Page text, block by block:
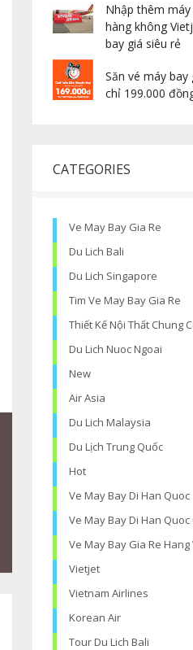
Nhập thêm
hàng không
bay giá siêu rẻ
Săn vé máy bay
chỉ 199.000
CATEGORIES
Ve May Bay Gia Re
Du Lich Bali
Du Lich Singapore
Tim Ve May Bay Gia Re
Thiết Kế Nội Thất Chung
Du Lich Nuoc Ngoai
New
Air Asia
Du Lich Malaysia
Du Lịch Trung Quốc
Hot
Ve May Bay Di Han Quoc
Ve May Bay Di Han Quoc
Ve May Bay Gia Re
Vietjet
Vietnam Airlines
Korean Air
Tour Du Lich Bali